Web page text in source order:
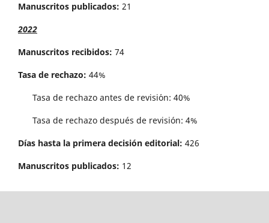
Manuscritos publicados: 21
2022
Manuscritos recibidos: 74
Tasa de rechazo: 44%
Tasa de rechazo antes de revisi´on: 40%
Tasa de rechazo después de revisión: 4%
Días hasta la primera decisión editorial: 426
Manuscritos publicados: 12